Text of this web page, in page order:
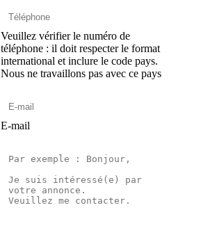
Veuillez vérifier le numéro de
téléphone : il doit respecter le format
international et inclure le code pays.
Nous ne travaillons pas avec ce pays
E-mail